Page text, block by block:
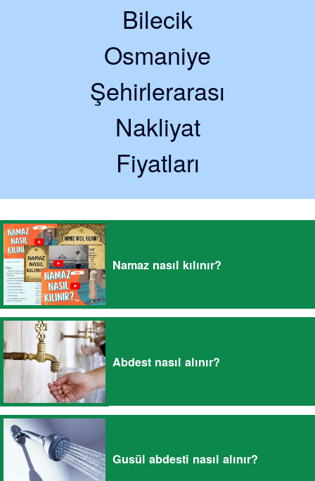
Bilecik
Osmaniye
Şehirlerarası
Nakliyat
Fiyatları
Namaz nasıl kılınır?
Abdest nasıl alınır?
Gusül abdesti nasıl alınır?